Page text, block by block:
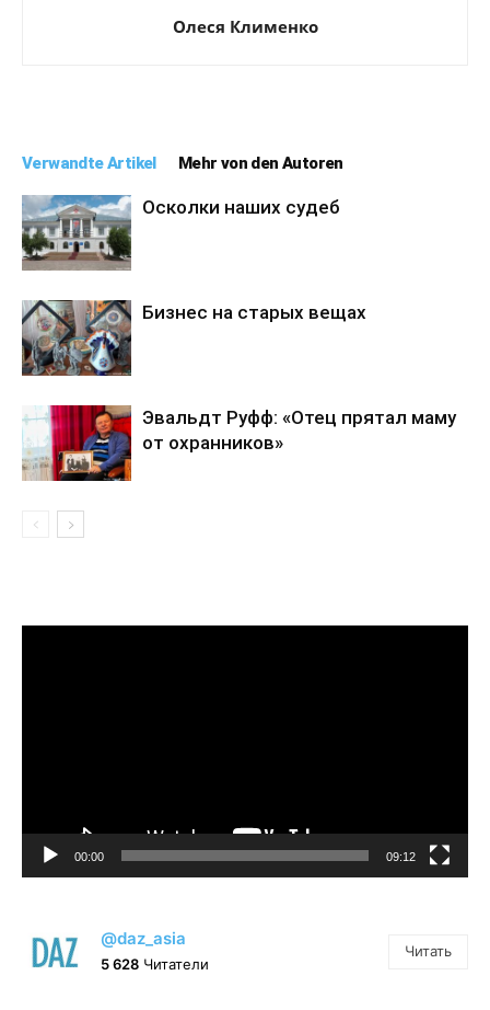
Олеся Клименко
Verwandte Artikel Mehr von den Autoren
Осколки наших судеб
Бизнес на старых вещах
Эвальдт Руфф: «Отец прятал маму
от охранников»
00:00 09:12
@daz_asia
5 628 Читатели
Читать